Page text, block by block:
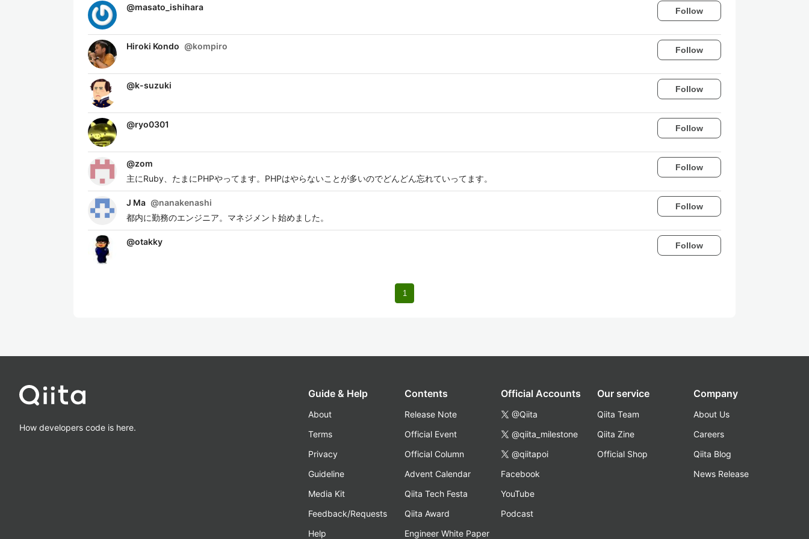
@masato_ishihara Follow
Hiroki Kondo @kompiro Follow
@k-suzuki Follow
@ryo0301 Follow
@zom
主にRuby、たまにPHPやってます。PHPはやらないことが多いのでどんどん忘れていってます。
Follow
J Ma @nanakenashi
都内に勤務のエンジニア。マネジメント始めました。
Follow
@otakky Follow
1
How developers code is here.
Guide & Help
About
Terms
Privacy
Guideline
Media Kit
Feedback/Requests
Help
Contents
Release Note
Official Event
Official Column
Advent Calendar
Qiita Tech Festa
Qiita Award
Engineer White Paper
Official Accounts
@Qiita
@qiita_milestone
@qiitapoi
Facebook
YouTube
Podcast
Our service
Qiita Team
Qiita Zine
Official Shop
Company
About Us
Careers
Qiita Blog
News Release